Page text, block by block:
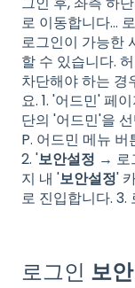
로 이동합니다…
로그인이 가능한
할 수 있습니다.
차단해야 하는 경
요. 1. '어드민' 페
단의 '어드민'을
P. 어드민 메뉴
2. '보안설정 → 로
지 내 '보안설정'
로 진입합니다. 3.
로그인 보안